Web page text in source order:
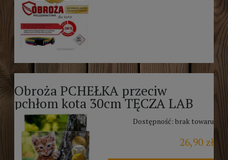
Obroża PCHEŁKA przeciw
pchłom kota 30cm TĘCZA LAB
Dostępność: brak towaru
26,90 zł